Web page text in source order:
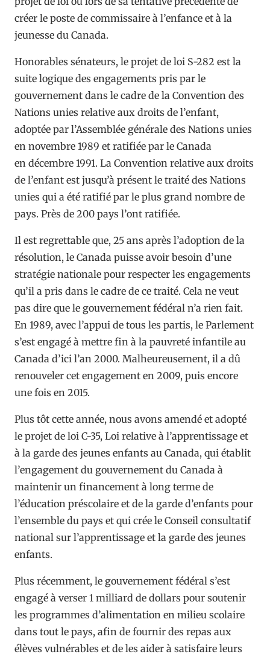
créer le poste de commissaire à l’enfance et à la
jeunesse du Canada.
Honorables sénateurs, le projet de loi S-282 est la
suite logique des engagements pris par le
gouvernement dans le cadre de la Convention des
Nations unies relative aux droits de l’enfant,
adoptée par l’Assemblée générale des Nations unies
en novembre 1989 et ratifiée par le Canada
en décembre 1991. La Convention relative aux droits
de l’enfant est jusqu’à présent le traité des Nations
unies qui a été ratifié par le plus grand nombre de
pays. Près de 200 pays l’ont ratifiée.
Il est regrettable que, 25 ans après l’adoption de la
résolution, le Canada puisse avoir besoin d’une
stratégie nationale pour respecter les engagements
qu’il a pris dans le cadre de ce traité. Cela ne veut
pas dire que le gouvernement fédéral n’a rien fait.
En 1989, avec l’appui de tous les partis, le Parlement
s’est engagé à mettre fin à la pauvreté infantile au
Canada d’ici l’an 2000. Malheureusement, il a dû
renouveler cet engagement en 2009, puis encore
une fois en 2015.
Plus tôt cette année, nous avons amendé et adopté
le projet de loi C-35, Loi relative à l’apprentissage et
à la garde des jeunes enfants au Canada, qui établit
l’engagement du gouvernement du Canada à
maintenir un financement à long terme de
l’éducation préscolaire et de la garde d’enfants pour
l’ensemble du pays et qui crée le Conseil consultatif
national sur l’apprentissage et la garde des jeunes
enfants.
Plus récemment, le gouvernement fédéral s’est
engagé à verser 1 milliard de dollars pour soutenir
les programmes d’alimentation en milieu scolaire
dans tout le pays, afin de fournir des repas aux
élèves vulnérables et de les aider à satisfaire leurs